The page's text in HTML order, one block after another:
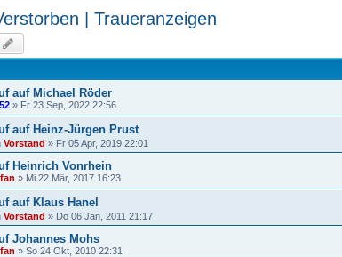
| Traueranzeigen
auf Michael Röder
» Fr 23 Sep, 2022 22:56
auf Heinz-Jürgen Prust
Vorstand » Fr 05 Apr, 2019 22:01
Heinrich Vonrhein
» Mi 22 Mär, 2017 16:23
auf Klaus Hanel
Vorstand » Do 06 Jan, 2011 21:17
Johannes Mohs
» So 24 Okt, 2010 22:31